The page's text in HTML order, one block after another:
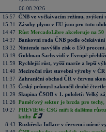
06.08.2026
15:57 ČNB ve vyčkávacím režimu, zvýšení
15:31
Zásoby plynu v EU jsou pro toto
14:47 Růst MercadoLibre akceleruje na
14:37 Bankovní rada ČNB podle
13:32 Nintendo navýšilo zisk o 150
13:19 Goldman Sachs vidí v Evropě
11:59 Rychlejší růst, vyšší marže a lepší
11:40 Meziroční růst stavební výroby v
11:37
Zahraniční obchod ČR v červnu
11:35 Český průmysl zakončil druhé
11:29 Skupina ČSOB v 1. pololetí: Velký
11:26 Paměťový sektor je brzda pro techy,
10:27 PREVIEW: CSG míří k dalšímu
knihy
8:43 Rozbřesk: Inflace v červenci mírně